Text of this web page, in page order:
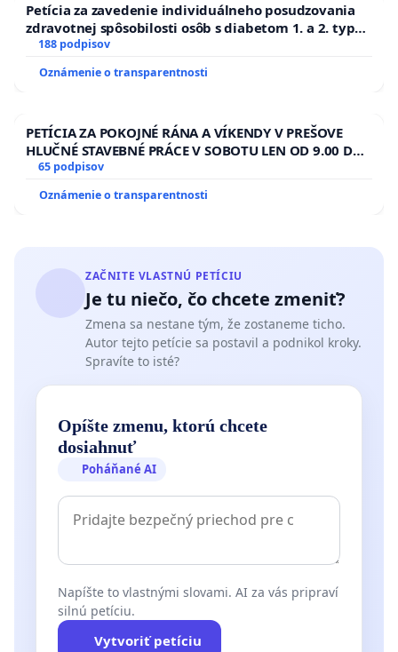
Petícia za zavedenie individuálneho posudzovania
zdravotnej spôsobilosti osôb s diabetom 1. a 2. typu
pri prijímaní do Policajného zboru SR
188 podpisov
Oznámenie o transparentnosti
PETÍCIA ZA POKOJNÉ RÁNA A VÍKENDY V PREŠOVE
HLUČNÉ STAVEBNÉ PRÁCE V SOBOTU LEN OD 9.00 DO
13.00 HOD., CEZ PRACOVNÝ TÝŽDEŇ CIEĽ 8.00 – 18.00
HOD. A PRAVIDELNÁ KONTROLA STAVBY C-AREA NA
ĎUMBIERSKEJ/MAGU
65 podpisov
Oznámenie o transparentnosti
ZAČNITE VLASTNÚ PETÍCIU
Je tu niečo, čo chcete zmeniť?
Zmena sa nestane tým, že zostaneme ticho.
Autor tejto petície sa postavil a podnikol kroky.
Spravíte to isté?
Opíšte zmenu, ktorú chcete
dosiahnuť
Poháňané AI
Napíšte to vlastnými slovami. AI za vás pripraví
silnú petíciu.
Vytvoriť petíciu